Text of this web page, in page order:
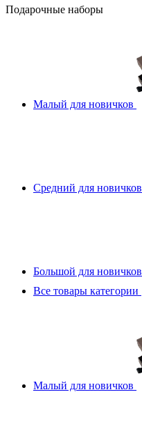
Подарочные наборы
Малый для новичков
Средний для новичков
Большой для новичков
Все товары категории
Малый для новичков